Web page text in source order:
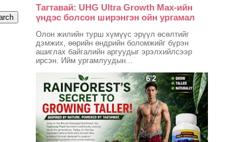
Тагтавай: UHG Ultra Growth Max-ийн
үндэс болсон ширэнгэн ойн ургамал
Олон жилийн турш хүмүүс эрүүл өсөлтийг
дэмжих, өөрийн өндрийн боломжийг бүрэн
ашиглах байгалийн аргуудыг эрэлхийлсээр
ирсэн. Ийм ургамлуудын...